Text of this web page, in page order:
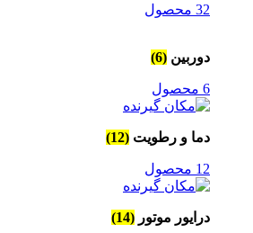
32 محصول
دوربین (6)
6 محصول
دما و رطویت (12)
12 محصول
درایور موتور (14)